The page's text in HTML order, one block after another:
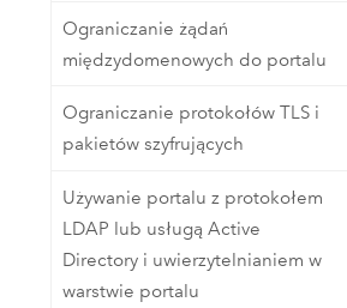
Ograniczanie żądań
międzydomenowych do portalu
Ograniczanie protokołów TLS i
pakietów szyfrujących
Używanie portalu z protokołem
LDAP lub usługą Active
Directory i uwierzytelnianiem w
warstwie portalu